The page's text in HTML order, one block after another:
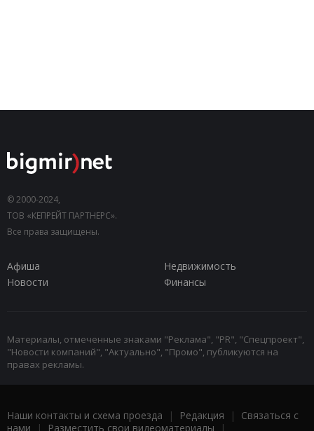
© 2000-2024,
ТОВ «КЕПРЕЙТ ПАРТНЕРС».
Все права защищены.
Афиша
Недвижимость
Новости
Финансы
Материалы, отмеченные знаками "Реклама", "PR", "Спецпроект",
"Новости компаний", "Актуально", "Промо", публикуются на
правах рекламы.
Наши контакты и схема проезда | Редакция | Связаться с
нами | Разместить свои видеоматериалы |